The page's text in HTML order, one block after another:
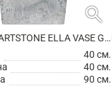
search
КАШПО ARTSTONE ELLA VASE GREY
40 см.
40 см.
90 см.